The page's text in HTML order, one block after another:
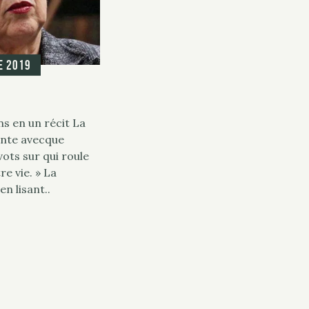
2019
en un récit La
avecque
sur qui roule
vie. » La
lisant..